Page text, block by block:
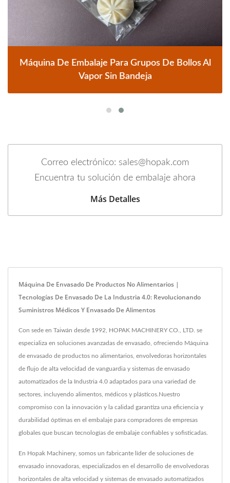
Máquina De Embalaje Para Grupos De Bollos Al
Vapor Sin Bandeja
Correo electrónico: sales@hopak.com
Encuentra tu solución de embalaje ahora
Más Detalles
Máquina De Envasado De Productos No Alimentarios |
Tecnologías De Envasado De La Industria 4.0: Revolucionando
Suministros Médicos Y Envasado De Alimentos
Con sede en Taiwán desde 1992, HOPAK MACHINERY CO., LTD. se
especializa en soluciones avanzadas de envasado, ofreciendo Máquina
de envasado de productos no alimentarios, envolvedoras horizontales
de flujo de alta velocidad de vanguardia y sistemas de envasado
automatizados de la Industria 4.0 adaptados para una variedad de
sectores, incluyendo alimentos, médicos y plásticos.Nuestro
compromiso con la innovación y la calidad garantiza una eficiencia y
durabilidad óptimas en el embalaje para compradores de empresas
globales que buscan tecnologías de embalaje confiables y sofisticadas.
En Hopak Machinery, somos un fabricante líder de soluciones de
envasado innovadoras, especializados en el desarrollo de envolvedoras
horizontales de alta velocidad y sistemas de envasado automatizados